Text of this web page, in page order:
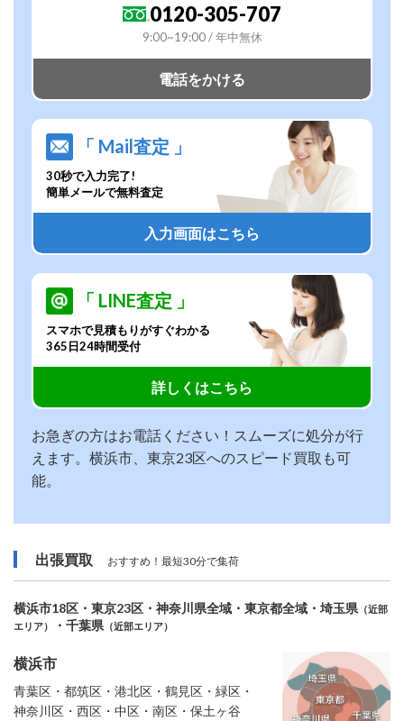
0120-305-707
9:00~19:00 / 年中無休
電話をかける
「 Mail査定 」
30秒で入力完了!
簡単メールで無料査定
入力画面はこちら
「 LINE査定 」
スマホで見積もりがすぐわかる
365日24時間受付
詳しくはこちら
お急ぎの方はお電話ください！スムーズに処分が行
えます。横浜市、東京23区へのスピード買取も可
能。
出張買取 おすすめ！最短30分で集荷
横浜市18区・東京23区・神奈川県全域・東京都全域・埼玉県 （近部
エリア）
・千葉県 （近部エリア）
横浜市
青葉区・都筑区・港北区・鶴見区・緑区・
神奈川区・西区・中区・南区・保土ヶ谷